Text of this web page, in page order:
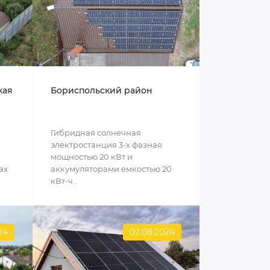
Бориспольский район
Гибридная солнечная
электростанция 3-х фазная
мощностью 20 кВт и
аккумуляторами емкостью 20
кВт-ч..
02.08.2024